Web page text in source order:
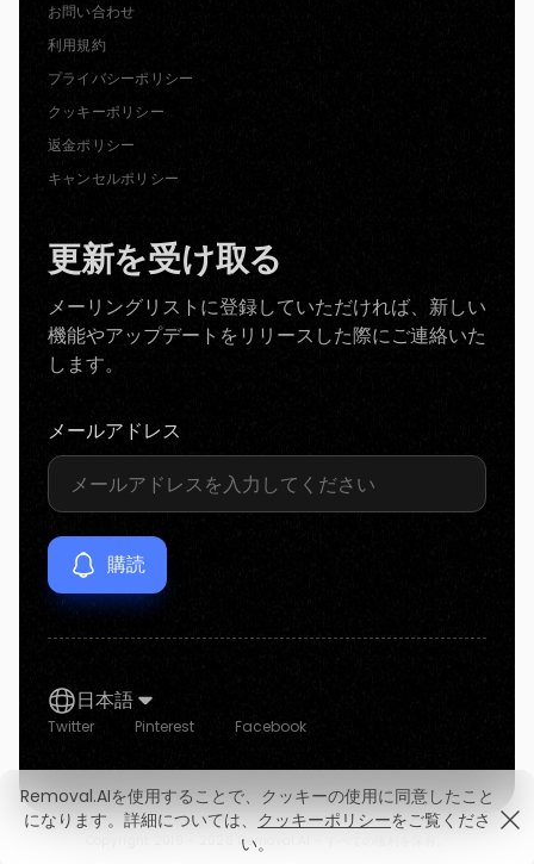
お問い合わせ
利用規約
プライバシーポリシー
クッキーポリシー
返金ポリシー
キャンセルポリシー
更新を受け取る
メーリングリストに登録していただければ、新しい
機能やアップデートをリリースした際にご連絡いた
します。
メールアドレス
日本語
Twitter Pinterest Facebook
2026 Removal.AI - すべての権利を保有。
Removal.AIを使用することで、クッキーの使用に同意したこと
になります。詳細については、 クッキーポリシーをご覧くださ
い。